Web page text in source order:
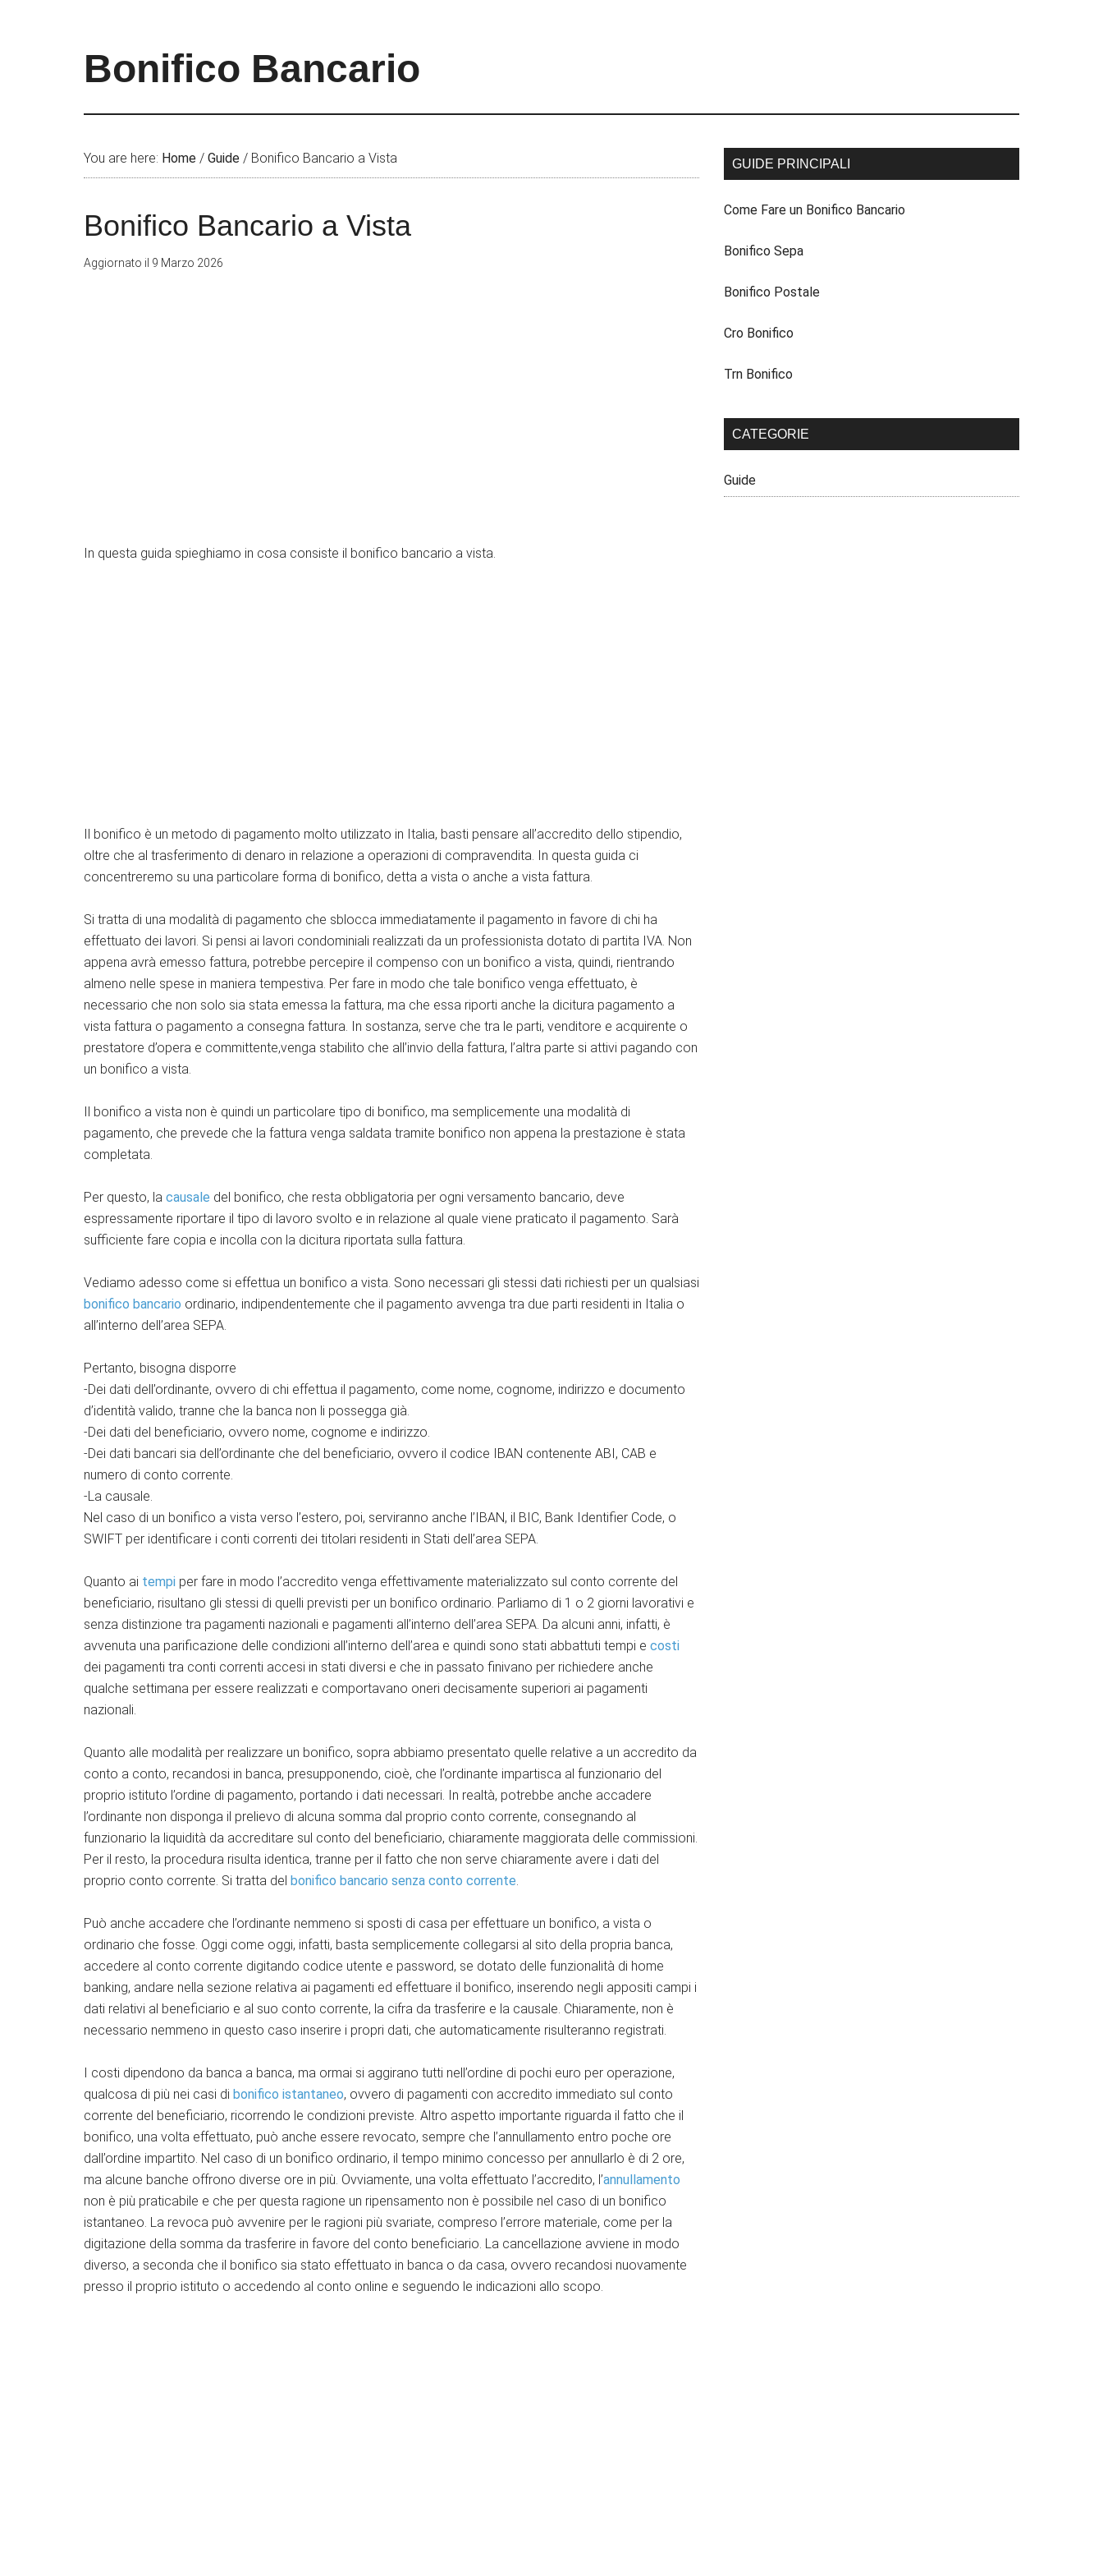
Bonifico Bancario
You are here: Home / Guide / Bonifico Bancario a Vista
Bonifico Bancario a Vista
Aggiornato il 9 Marzo 2026
In questa guida spieghiamo in cosa consiste il bonifico bancario a vista.
Il bonifico è un metodo di pagamento molto utilizzato in Italia, basti pensare all’accredito dello stipendio,
oltre che al trasferimento di denaro in relazione a operazioni di compravendita. In questa guida ci
concentreremo su una particolare forma di bonifico, detta a vista o anche a vista fattura.
Si tratta di una modalità di pagamento che sblocca immediatamente il pagamento in favore di chi ha
effettuato dei lavori. Si pensi ai lavori condominiali realizzati da un professionista dotato di partita IVA. Non
appena avrà emesso fattura, potrebbe percepire il compenso con un bonifico a vista, quindi, rientrando
almeno nelle spese in maniera tempestiva. Per fare in modo che tale bonifico venga effettuato, è
necessario che non solo sia stata emessa la fattura, ma che essa riporti anche la dicitura pagamento a
vista fattura o pagamento a consegna fattura. In sostanza, serve che tra le parti, venditore e acquirente o
prestatore d’opera e committente,venga stabilito che all’invio della fattura, l’altra parte si attivi pagando con
un bonifico a vista.
Il bonifico a vista non è quindi un particolare tipo di bonifico, ma semplicemente una modalità di
pagamento, che prevede che la fattura venga saldata tramite bonifico non appena la prestazione è stata
completata.
Per questo, la causale del bonifico, che resta obbligatoria per ogni versamento bancario, deve
espressamente riportare il tipo di lavoro svolto e in relazione al quale viene praticato il pagamento. Sarà
sufficiente fare copia e incolla con la dicitura riportata sulla fattura.
Vediamo adesso come si effettua un bonifico a vista. Sono necessari gli stessi dati richiesti per un qualsiasi
bonifico bancario ordinario, indipendentemente che il pagamento avvenga tra due parti residenti in Italia o
all’interno dell’area SEPA.
Pertanto, bisogna disporre
-Dei dati dell’ordinante, ovvero di chi effettua il pagamento, come nome, cognome, indirizzo e documento
d’identità valido, tranne che la banca non li possegga già.
-Dei dati del beneficiario, ovvero nome, cognome e indirizzo.
-Dei dati bancari sia dell’ordinante che del beneficiario, ovvero il codice IBAN contenente ABI, CAB e
numero di conto corrente.
-La causale.
Nel caso di un bonifico a vista verso l’estero, poi, serviranno anche l’IBAN, il BIC, Bank Identifier Code, o
SWIFT per identificare i conti correnti dei titolari residenti in Stati dell’area SEPA.
Quanto ai tempi per fare in modo l’accredito venga effettivamente materializzato sul conto corrente del
beneficiario, risultano gli stessi di quelli previsti per un bonifico ordinario. Parliamo di 1 o 2 giorni lavorativi e
senza distinzione tra pagamenti nazionali e pagamenti all’interno dell’area SEPA. Da alcuni anni, infatti, è
avvenuta una parificazione delle condizioni all’interno dell’area e quindi sono stati abbattuti tempi e costi
dei pagamenti tra conti correnti accesi in stati diversi e che in passato finivano per richiedere anche
qualche settimana per essere realizzati e comportavano oneri decisamente superiori ai pagamenti
nazionali.
Quanto alle modalità per realizzare un bonifico, sopra abbiamo presentato quelle relative a un accredito da
conto a conto, recandosi in banca, presupponendo, cioè, che l’ordinante impartisca al funzionario del
proprio istituto l’ordine di pagamento, portando i dati necessari. In realtà, potrebbe anche accadere
l’ordinante non disponga il prelievo di alcuna somma dal proprio conto corrente, consegnando al
funzionario la liquidità da accreditare sul conto del beneficiario, chiaramente maggiorata delle commissioni.
Per il resto, la procedura risulta identica, tranne per il fatto che non serve chiaramente avere i dati del
proprio conto corrente. Si tratta del bonifico bancario senza conto corrente.
Può anche accadere che l’ordinante nemmeno si sposti di casa per effettuare un bonifico, a vista o
ordinario che fosse. Oggi come oggi, infatti, basta semplicemente collegarsi al sito della propria banca,
accedere al conto corrente digitando codice utente e password, se dotato delle funzionalità di home
banking, andare nella sezione relativa ai pagamenti ed effettuare il bonifico, inserendo negli appositi campi i
dati relativi al beneficiario e al suo conto corrente, la cifra da trasferire e la causale. Chiaramente, non è
necessario nemmeno in questo caso inserire i propri dati, che automaticamente risulteranno registrati.
I costi dipendono da banca a banca, ma ormai si aggirano tutti nell’ordine di pochi euro per operazione,
qualcosa di più nei casi di bonifico istantaneo, ovvero di pagamenti con accredito immediato sul conto
corrente del beneficiario, ricorrendo le condizioni previste. Altro aspetto importante riguarda il fatto che il
bonifico, una volta effettuato, può anche essere revocato, sempre che l’annullamento entro poche ore
dall’ordine impartito. Nel caso di un bonifico ordinario, il tempo minimo concesso per annullarlo è di 2 ore,
ma alcune banche offrono diverse ore in più. Ovviamente, una volta effettuato l’accredito, l’annullamento
non è più praticabile e che per questa ragione un ripensamento non è possibile nel caso di un bonifico
istantaneo. La revoca può avvenire per le ragioni più svariate, compreso l’errore materiale, come per la
digitazione della somma da trasferire in favore del conto beneficiario. La cancellazione avviene in modo
diverso, a seconda che il bonifico sia stato effettuato in banca o da casa, ovvero recandosi nuovamente
presso il proprio istituto o accedendo al conto online e seguendo le indicazioni allo scopo.
GUIDE PRINCIPALI
Come Fare un Bonifico Bancario
Bonifico Sepa
Bonifico Postale
Cro Bonifico
Trn Bonifico
CATEGORIE
Guide